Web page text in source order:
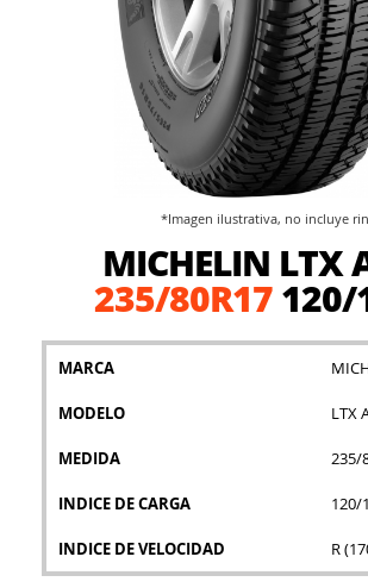
MICHELIN LTX
235/80R17120/
MARCA
MODELO LTX
MEDIDA 235/
INDICE DE CARGA 120/
INDICE DE VELOCIDAD R
*Imagen ilustrativa, no incluye rin.
comienzo
galería
imágenes